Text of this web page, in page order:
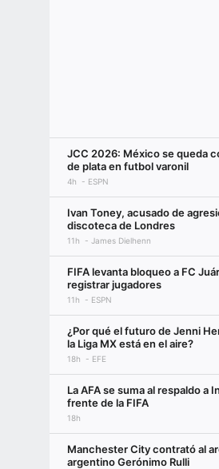
JCC 2026: México se queda
de plata en futbol varonil
4h ESPN
Ivan Toney, acusado de
discoteca de Londres
11h James Dielhenn
FIFA levanta bloqueo a FC
registrar jugadores
11h ESPN
¿Por qué el futuro de Jenni
la Liga MX está en el aire?
18h EFE
La AFA se suma al respaldo a
frente de la FIFA
18h
Manchester City contrató al
argentino Gerónimo Rulli